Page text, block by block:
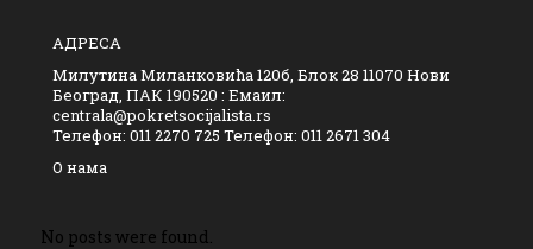
АДРЕСА
Милутина Миланковића 120б, Блок 28 11070 Нови
Београд, ПАК 190520 : Емаил:
centrala@pokretsocijalista.rs
Телефон: 011 2270 725 Телефон: 011 2671 304
О нама
No posts were found.